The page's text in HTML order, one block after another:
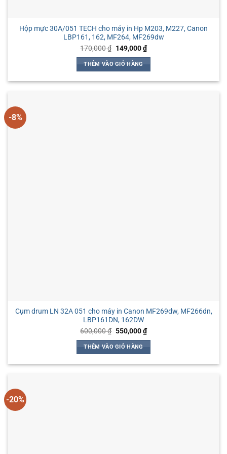
Hộp mực 30A/051 TECH cho máy in Hp M203, M227, Canon
LBP161, 162, MF264, MF269dw
170,000₫ Giá
là:
170,000 ₫.
149,000₫Giá
hiện
149,000 ₫.
THÊM VÀO GIỎ HÀNG
-8%
Cụm drum LN 32A 051 cho máy in Canon MF269dw, MF266dn,
LBP161DN, 162DW
600,000₫ Giá
là:
600,000 ₫.
550,000₫Giá
hiện
550,000 ₫.
THÊM VÀO GIỎ HÀNG
-20%